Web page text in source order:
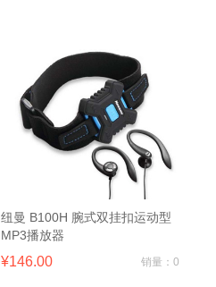
纽曼 B100H 腕式双挂扣运动型
MP3播放器
¥146.00 销量：0